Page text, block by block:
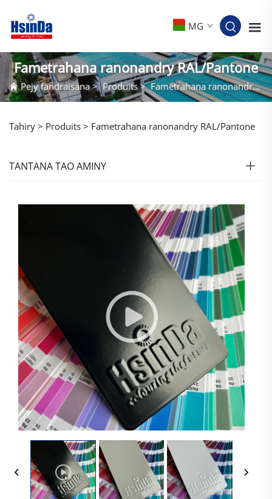
MG
Fametrahana ranonandry RAL/Pantone
Pejy fandraisana>Produits>Fametrahana ranonandry RAL/Pantone
Tahiry > Produits > Fametrahana ranonandry RAL/Pantone
TANTANA TAO AMINY